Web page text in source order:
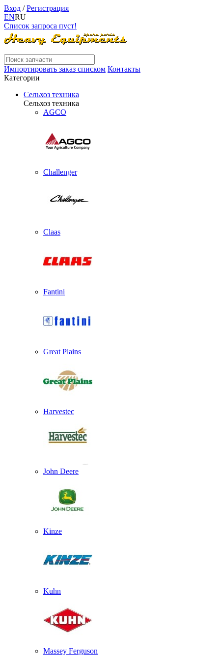
Вход /Регистрация
ENRU
Список запроса пуст!
Импортировать заказ списком Контакты
Категории
Сельхоз техника
Сельхоз техника
AGCO
Challenger
Claas
Fantini
Great Plains
Harvestec
John Deere
Kinze
Kuhn
Massey Ferguson